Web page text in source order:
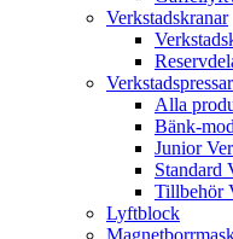
Verkstadskranar
Verkstadspressar
Alla
Bänk-
Junior
Standard
Tillbehör
Lyftblock